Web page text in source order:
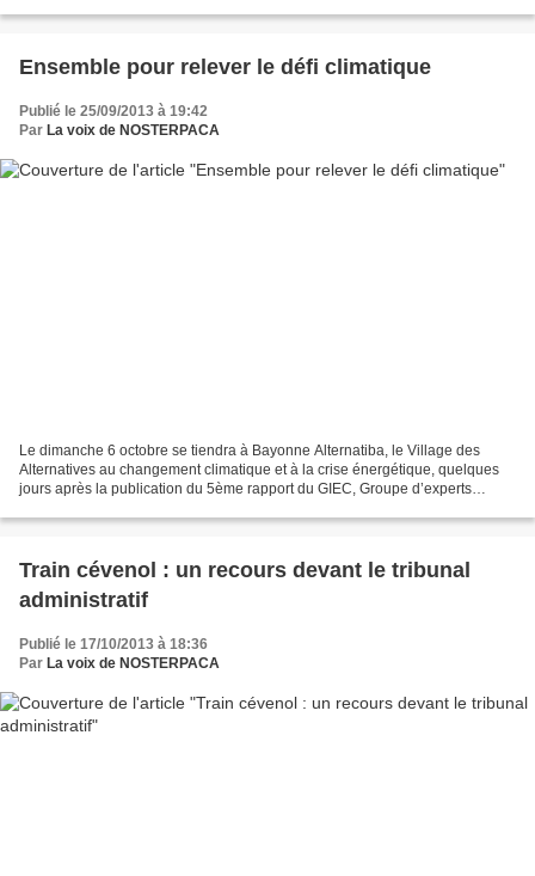
Ensemble pour relever le défi climatique
Publié le 25/09/2013 à 19:42
Par La voix de NOSTERPACA
Le dimanche 6 octobre se tiendra à Bayonne Alternatiba, le Village des
Alternatives au changement climatique et à la crise énergétique, quelques
jours après la publication du 5ème rapport du GIEC, Groupe d’experts
Train cévenol : un recours devant le tribunal
administratif
Publié le 17/10/2013 à 18:36
Par La voix de NOSTERPACA